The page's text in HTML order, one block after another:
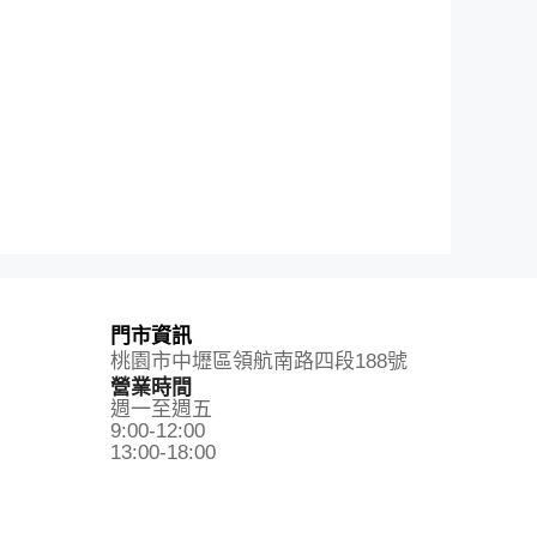
門市資訊
桃園市中壢區領航南路四段188號
營業時間
週一至週五
9:00-12:00
13:00-18:00